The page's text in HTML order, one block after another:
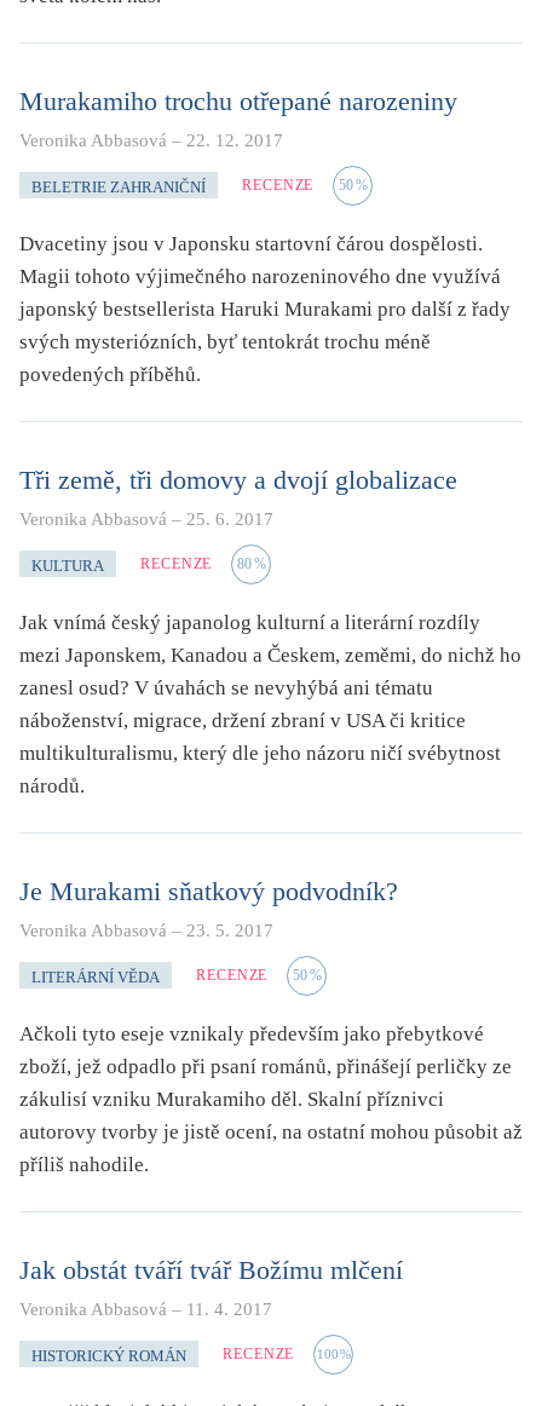
Murakamiho trochu otřepané narozeniny
Veronika Abbasová – 22. 12. 2017
BELETRIE ZAHRANIČNÍ RECENZE 50%
Dvacetiny jsou v Japonsku startovní čárou dospělosti.
Magii tohoto výjimečného narozeninového dne využívá
japonský bestsellerista Haruki Murakami pro další z řady
svých mysteriózních, byť tentokrát trochu méně
povedených příběhů.
Tři země, tři domovy a dvojí globalizace
Veronika Abbasová – 25. 6. 2017
KULTURA RECENZE 80%
Jak vnímá český japanolog kulturní a literární rozdíly
mezi Japonskem, Kanadou a Českem, zeměmi, do nichž ho
zanesl osud? V úvahách se nevyhýbá ani tématu
náboženství, migrace, držení zbraní v USA či kritice
multikulturalismu, který dle jeho názoru ničí svébytnost
národů.
Je Murakami sňatkový podvodník?
Veronika Abbasová – 23. 5. 2017
LITERÁRNÍ VĚDA RECENZE 50%
Ačkoli tyto eseje vznikaly především jako přebytkové
zboží, jež odpadlo při psaní románů, přinášejí perličky ze
zákulisí vzniku Murakamiho děl. Skalní příznivci
autorovy tvorby je jistě ocení, na ostatní mohou působit až
příliš nahodile.
Jak obstát tváří tvář Božímu mlčení
Veronika Abbasová – 11. 4. 2017
HISTORICKÝ ROMÁN RECENZE 100%